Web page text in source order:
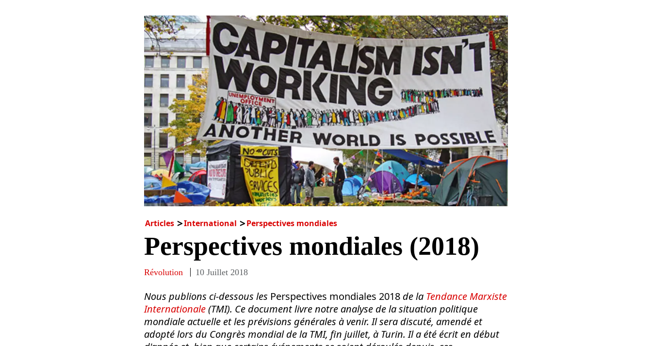
Articles International Perspectives mondiales
Perspectives mondiales (2018)
Révolution 10 Juillet 2018
Nous publions ci-dessous les Perspectives mondiales 2018 de la Tendance Marxiste
Internationale(TMI). Ce document livre notre analyse de la situation politique
mondiale actuelle et les prévisions générales à venir. Il sera discuté, amendé et
adopté lors du Congrès mondial de la TMI, fin juillet, à Turin. Il a été écrit en début